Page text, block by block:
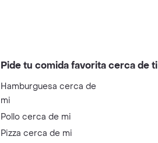
Pide tu comida favorita cerca de ti
Hamburguesa cerca de
mi
Pollo cerca de mi
Pizza cerca de mi